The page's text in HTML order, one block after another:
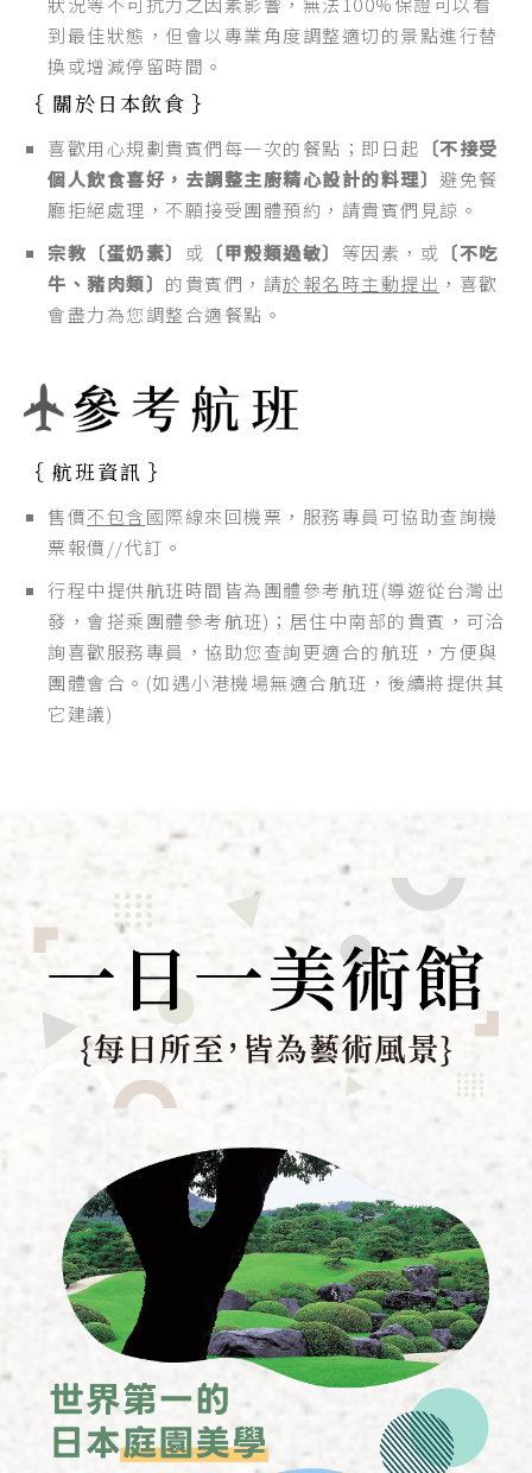
到最佳狀態，但會以專業角度調整適切的景點進行替
換或增減停留時間。
｛ 關於日本飲食 ｝
喜歡用心規劃貴賓們每一次的餐點；即日起 〔不接受
個人飲食喜好，去調整主廚精心設計的料理〕 避免餐
廳拒絕處理，不願接受團體預約，請貴賓們見諒。
宗教〔蛋奶素〕 或 〔甲殼類過敏〕 等因素，或 〔不吃
牛、豬肉類〕 的貴賓們，請於報名時主動提出 ，喜歡
會盡力為您調整合適餐點。
｛ 航班資訊 ｝
售價不包含國際線來回機票，服務專員可協助查詢機
票報價//代訂。
行程中提供航班時間皆為團體參考航班(導遊從台灣出
發，會搭乘團體參考航班)；居住中南部的貴賓，可洽
詢喜歡服務專員，協助您查詢更適合的航班，方便與
團體會合。(如遇小港機場無適合航班，後續將提供其
它建議)